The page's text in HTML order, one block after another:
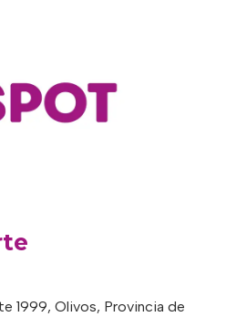
1999, Olivos, Provincia de